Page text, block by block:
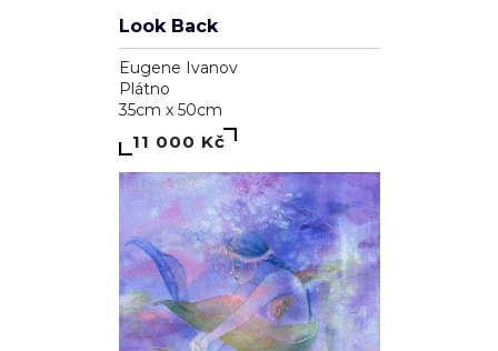
Look Back
Eugene Ivanov
Plátno
35cm x 50cm
11 000 Kč